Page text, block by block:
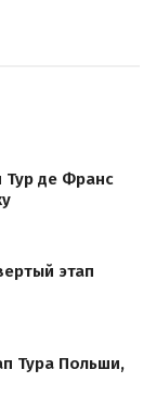
Тур де Франс
этап
Тура Польши,